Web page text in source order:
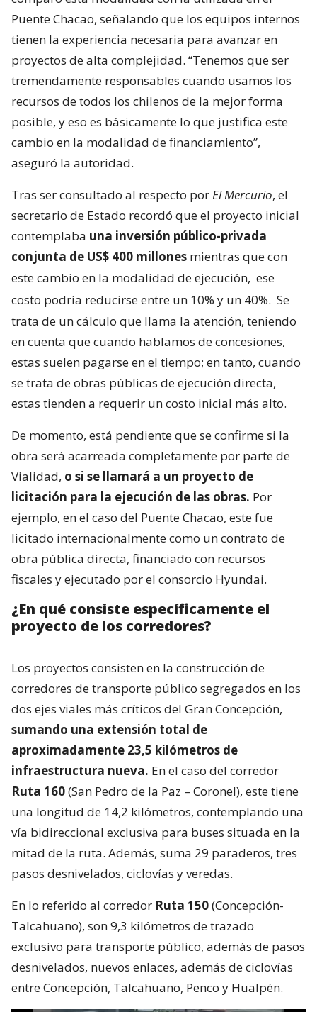
Puente Chacao, señalando que los equipos internos
tienen la experiencia necesaria para avanzar en
proyectos de alta complejidad. “Tenemos que ser
tremendamente responsables cuando usamos los
recursos de todos los chilenos de la mejor forma
posible, y eso es básicamente lo que justifica este
cambio en la modalidad de financiamiento”,
aseguró la autoridad.
Tras ser consultado al respecto porEl Mercurio, el
secretario de Estado recordó que el proyecto inicial
contemplaba una inversión público-privada
conjunta de US$ 400 millones mientras que con
este cambio en la modalidad de ejecución, ese
costo podría reducirse entre un 10% y un 40%. Se
trata de un cálculo que llama la atención, teniendo
en cuenta que cuando hablamos de concesiones,
estas suelen pagarse en el tiempo; en tanto, cuando
se trata de obras públicas de ejecución directa,
estas tienden a requerir un costo inicial más alto.
De momento, está pendiente que se confirme si la
obra será acarreada completamente por parte de
Vialidad, o si se llamará a un proyecto de
licitación para la ejecución de las obras. Por
ejemplo, en el caso del Puente Chacao, este fue
licitado internacionalmente como un contrato de
obra pública directa, financiado con recursos
fiscales y ejecutado por el consorcio Hyundai.
¿En qué consiste específicamente el
proyecto de los corredores?
Los proyectos consisten en la construcción de
corredores de transporte público segregados en los
dos ejes viales más críticos del Gran Concepción,
sumando una extensión total de
aproximadamente 23,5 kilómetros de
infraestructura nueva. En el caso del corredor
Ruta 160(San Pedro de la Paz – Coronel), este tiene
una longitud de 14,2 kilómetros, contemplando una
vía bidireccional exclusiva para buses situada en la
mitad de la ruta. Además, suma 29 paraderos, tres
pasos desnivelados, ciclovías y veredas.
En lo referido al corredor Ruta 150(Concepción-
Talcahuano), son 9,3 kilómetros de trazado
exclusivo para transporte público, además de pasos
desnivelados, nuevos enlaces, además de ciclovías
entre Concepción, Talcahuano, Penco y Hualpén.